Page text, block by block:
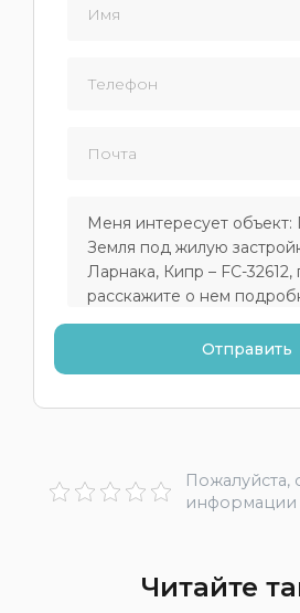
Пожалуйста,
информации
Читайте